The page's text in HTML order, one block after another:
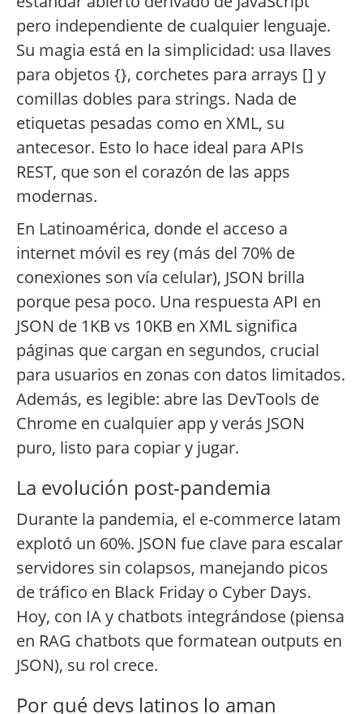
pero independiente de cualquier lenguaje.
Su magia está en la simplicidad: usa llaves
para objetos {}, corchetes para arrays [] y
comillas dobles para strings. Nada de
etiquetas pesadas como en XML, su
antecesor. Esto lo hace ideal para APIs
REST, que son el corazón de las apps
modernas.
En Latinoamérica, donde el acceso a
internet móvil es rey (más del 70% de
conexiones son vía celular), JSON brilla
porque pesa poco. Una respuesta API en
JSON de 1KB vs 10KB en XML significa
páginas que cargan en segundos, crucial
para usuarios en zonas con datos limitados.
Además, es legible: abre las DevTools de
Chrome en cualquier app y verás JSON
puro, listo para copiar y jugar.
La evolución post-pandemia
Durante la pandemia, el e-commerce latam
explotó un 60%. JSON fue clave para escalar
servidores sin colapsos, manejando picos
de tráfico en Black Friday o Cyber Days.
Hoy, con IA y chatbots integrándose (piensa
en RAG chatbots que formatean outputs en
JSON), su rol crece.
Por qué devs latinos lo aman